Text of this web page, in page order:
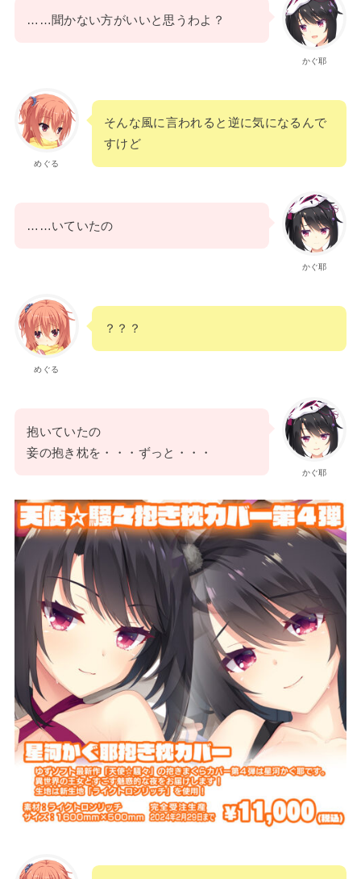
かぐ耶
……聞かない方がいいと思うわよ？
めぐる
そんな風に言われると逆に気になるんで
すけど
かぐ耶
……いていたの
めぐる
？？？
かぐ耶
抱いていたの
妾の抱き枕を・・・ずっと・・・